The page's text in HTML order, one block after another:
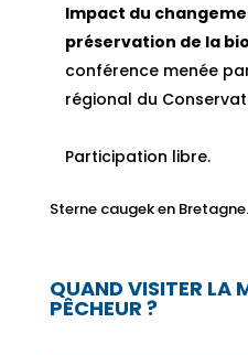
Impact du
préservation de la
conférence menée
régional du
Participation libre.
Sterne caugek en
QUAND VISITER LA
PÊCHEUR ?